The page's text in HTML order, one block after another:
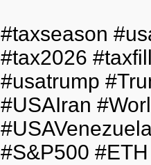
#taxseason
#tax2026
#usatrump
#USAIran
#S&P500